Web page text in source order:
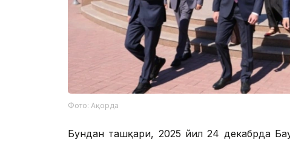
Фото: Ақорда
Бундан ташқари, 2025 йил 24 декабрда